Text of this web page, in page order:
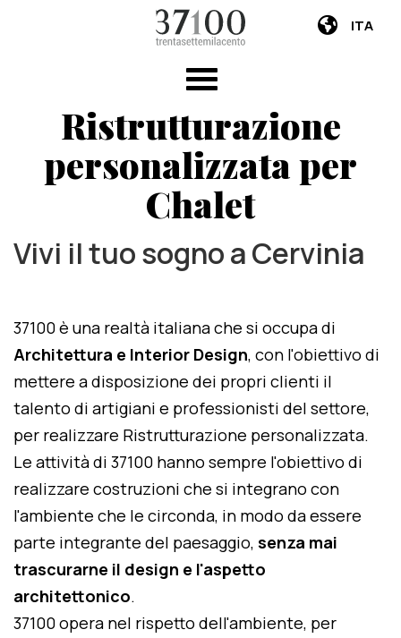
ITA
Ristrutturazione
personalizzata per
Chalet
Vivi il tuo sogno a Cervinia
37100 è una realtà italiana che si occupa di
Architettura e Interior Design, con l'obiettivo di
mettere a disposizione dei propri clienti il
talento di artigiani e professionisti del settore,
per realizzare Ristrutturazione personalizzata.
Le attività di 37100 hanno sempre l'obiettivo di
realizzare costruzioni che si integrano con
l'ambiente che le circonda, in modo da essere
parte integrante del paesaggio, senza mai
trascurarne il design e l'aspetto
architettonico.
37100 opera nel rispetto dell'ambiente, per